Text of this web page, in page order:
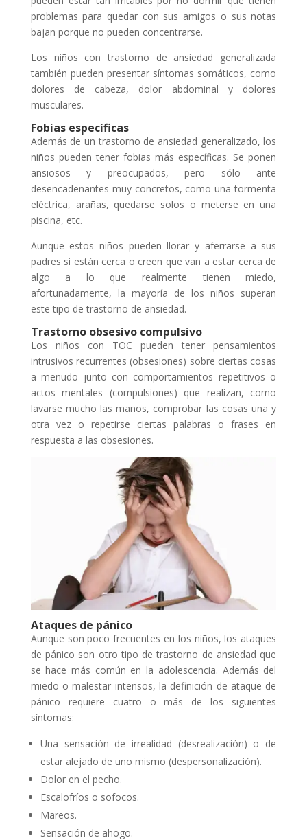
problemas para quedar con sus amigos o sus notas
bajan porque no pueden concentrarse.
Los niños con trastorno de ansiedad generalizada
también pueden presentar síntomas somáticos, como
dolores de cabeza, dolor abdominal y dolores
musculares.
Fobias específicas
Además de un trastorno de ansiedad generalizado, los
niños pueden tener fobias más específicas. Se ponen
ansiosos y preocupados, pero sólo ante
desencadenantes muy concretos, como una tormenta
eléctrica, arañas, quedarse solos o meterse en una
piscina, etc.
Aunque estos niños pueden llorar y aferrarse a sus
padres si están cerca o creen que van a estar cerca de
algo a lo que realmente tienen miedo,
afortunadamente, la mayoría de los niños superan
este tipo de trastorno de ansiedad.
Trastorno obsesivo compulsivo
Los niños con TOC pueden tener pensamientos
intrusivos recurrentes (obsesiones) sobre ciertas cosas
a menudo junto con comportamientos repetitivos o
actos mentales (compulsiones) que realizan, como
lavarse mucho las manos, comprobar las cosas una y
otra vez o repetirse ciertas palabras o frases en
respuesta a las obsesiones.
Ataques de pánico
Aunque son poco frecuentes en los niños, los ataques
de pánico son otro tipo de trastorno de ansiedad que
se hace más común en la adolescencia. Además del
miedo o malestar intensos, la definición de ataque de
pánico requiere cuatro o más de los siguientes
síntomas:
Una sensación de irrealidad (desrealización) o de
estar alejado de uno mismo (despersonalización).
Dolor en el pecho.
Escalofríos o sofocos.
Mareos.
Sensación de ahogo.